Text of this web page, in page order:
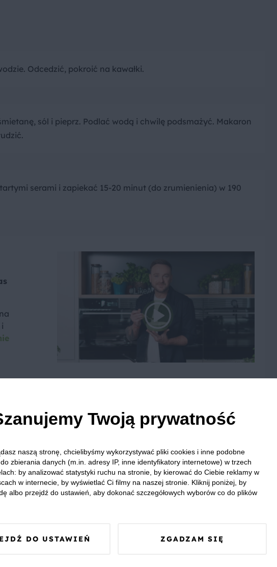
Odcedzić, pokroić na kawałki.
sól i pieprz. Podlać wodą i chwilę podsmażyć. Makaron
serami i zapiekać 15-20 minut (do zrumienienia) w 190
Pochwal się efektem.
się opinią i zainspiruj innych!
Mozzarella Ser żółty Czosnek Kuchnia włoska Obiad bez mięsa
zapewnić, że publikowane opinie pochodzą od konsumentów, którzy
Twoją prywatność
naszą stronę, chcielibyśmy wykorzystywać pliki cookies i inne podobne
zbierania danych (m.in. adresy IP, inne identyfikatory internetowe) w trzech
by analizować statystyki ruchu na stronie, by kierować do Ciebie reklamy w
w internecie, by wyświetlać Ci filmy na naszej stronie. Kliknij poniżej, by
albo przejdź do ustawień, aby dokonać szczegółowych wyborów co do plików
DO USTAWIEŃ ZGADZAM SIĘ